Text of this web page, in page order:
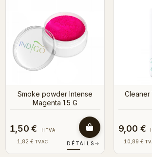
Smoke powder Intense
Magenta 1.5 G
1,50 € HTVA
1,82 € TVAC DÉTAILS →
Cleaner
9,00 €
10,89 €